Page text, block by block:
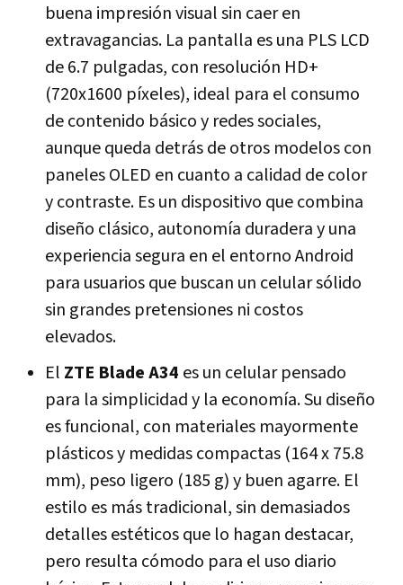
buena impresión visual sin caer en
extravagancias. La pantalla es una PLS LCD
de 6.7 pulgadas, con resolución HD+
(720x1600 píxeles), ideal para el consumo
de contenido básico y redes sociales,
aunque queda detrás de otros modelos con
paneles OLED en cuanto a calidad de color
y contraste. Es un dispositivo que combina
diseño clásico, autonomía duradera y una
experiencia segura en el entorno Android
para usuarios que buscan un celular sólido
sin grandes pretensiones ni costos
elevados.
El ZTE Blade A34 es un celular pensado
para la simplicidad y la economía. Su diseño
es funcional, con materiales mayormente
plásticos y medidas compactas (164 x 75.8
mm), peso ligero (185 g) y buen agarre. El
estilo es más tradicional, sin demasiados
detalles estéticos que lo hagan destacar,
pero resulta cómodo para el uso diario